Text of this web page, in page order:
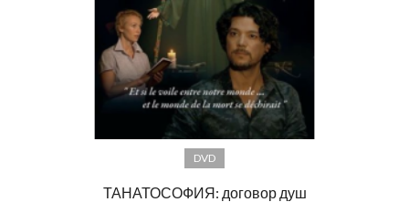
DVD
ТАНАТОСОФИЯ: договор душ